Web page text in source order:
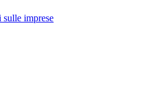
imprese